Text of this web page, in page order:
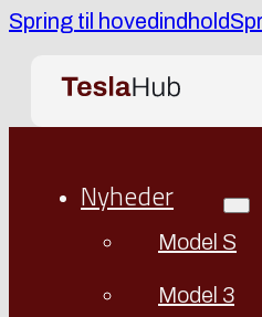
Spring til hovedindhold
Nyheder
Model S
Model 3